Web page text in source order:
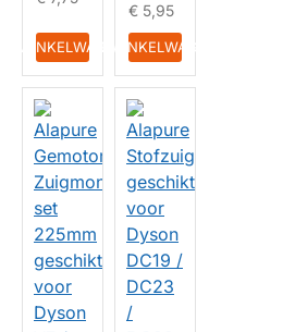
IN WINKELWAGEN
HUISMERK
€ 5,95
IN WINKELWAGEN